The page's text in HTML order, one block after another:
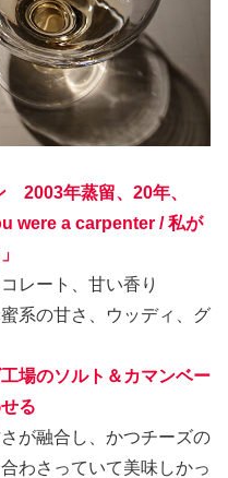
年蒸留、20年、
were a carpenter / 私が
レート、甘い香り
系の甘さ、ウッディ、グ
場のソルト＆カマンベー
る
が融合し、かつチーズの
わさっていて美味しかっ